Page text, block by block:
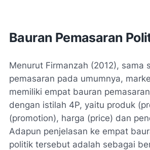
Bauran Pemasaran
Menurut Firmanzah (2012), sama
pemasaran pada umumnya,
memiliki empat bauran
dengan istilah 4P, yaitu produk
(promotion), harga (price) dan
Adapun penjelasan ke empat
politik tersebut adalah sebagai